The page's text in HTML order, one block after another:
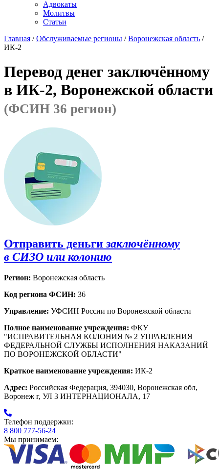
Адвокаты
Молитвы
Статьи
Главная /Обслуживаемые регионы /Воронежская область /
ИК-2
Перевод денег заключённому
в ИК-2, Воронежской области
(ФСИН 36 регион)
Отправить деньги заключённому
в СИЗО или колонию
Регион: Воронежская область
Код региона ФСИН: 36
Управление: УФСИН России по Воронежской области
Полное наименование учреждения: ФКУ
"ИСПРАВИТЕЛЬНАЯ КОЛОНИЯ № 2 УПРАВЛЕНИЯ
ФЕДЕРАЛЬНОЙ СЛУЖБЫ ИСПОЛНЕНИЯ НАКАЗАНИЙ
ПО ВОРОНЕЖСКОЙ ОБЛАСТИ"
Краткое наименование учреждения: ИК-2
Адрес: Российская Федерация, 394030, Воронежская обл,
Воронеж г, УЛ 3 ИНТЕРНАЦИОНАЛА, 17
Телефон поддержки:
8 800 777-56-24
Мы принимаем: